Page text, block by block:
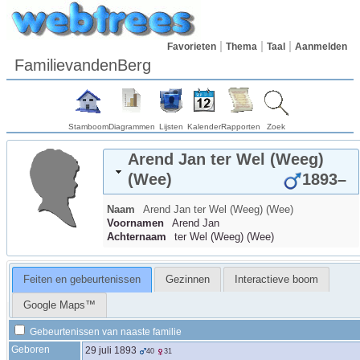
Favorieten Thema Taal Aanmelden
FamilievandenBerg
StamboomDiagrammen Lijsten KalenderRapporten Zoek
Arend Jan ter Wel (Weeg)
(Wee)
1893–
Naam Arend Jan ter Wel (Weeg) (Wee)
Voornamen
Arend Jan
Achternaam
ter Wel (Weeg) (Wee)
Feiten en gebeurtenissen Gezinnen Interactieve boom
Google Maps™
Gebeurtenissen van naaste familie
Geboren
29 juli 1893 40 31